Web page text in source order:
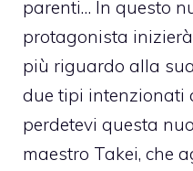
parenti… In questo
protagonista
più riguardo alla
due tipi intenzionati
perdetevi questa
maestro Takei, che